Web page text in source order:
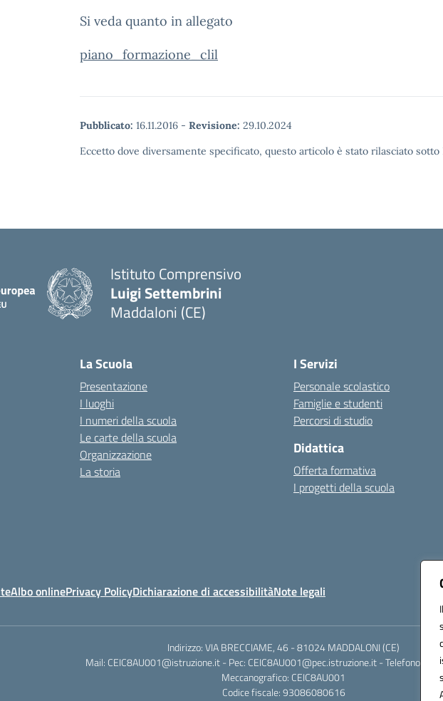
Si veda quanto in allegato
piano_formazione_clil
Pubblicato: 16.11.2016 - Revisione: 29.10.2024
Eccetto dove diversamente specificato, questo articolo è stato rilasciato
Istituto Comprensivo
Luigi Settembrini
Maddaloni (CE)
La Scuola
Presentazione
I luoghi
I numeri della scuola
Le carte della scuola
Organizzazione
La storia
I Servizi
Personale scolastico
Famiglie e studenti
Percorsi di studio
Didattica
Offerta formativa
I progetti della scuola
Albo onlinePrivacy PolicyDichiarazione di accessibilitàNote legali
Indirizzo: VIA BRECCIAME, 46 - 81024 MADDALONI (CE)
Mail: CEIC8AU001@istruzione.it - Pec: CEIC8AU001@pec.istruzione.it - Telefono:
Meccanografico: CEIC8AU001
Codice fiscale: 93086080616